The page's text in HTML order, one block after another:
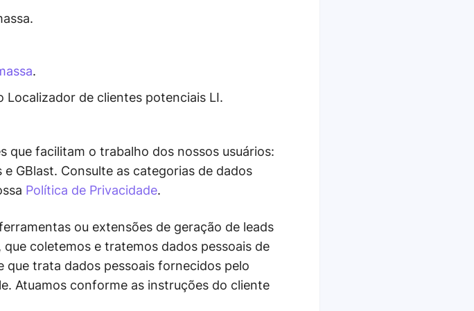
.
Localizador de clientes potenciais LI.
que facilitam o trabalho dos nossos usuários:
GBlast. Consulte as categorias de dados
Política de Privacidade.
ou extensões de geração de leads
coletemos e tratemos dados pessoais de
trata dados pessoais fornecidos pelo
Atuamos conforme as instruções do cliente